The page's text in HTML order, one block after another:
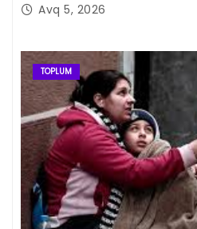
Avq 5, 2026
TOPLUM